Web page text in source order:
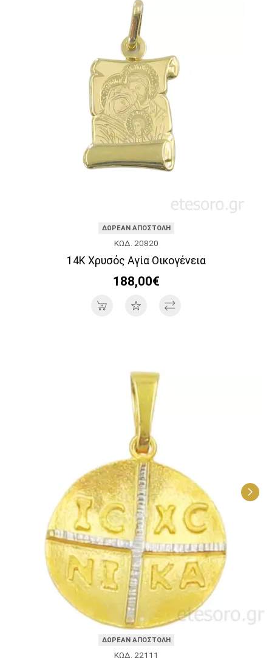
ΔΩΡΕΑΝ ΑΠΟΣΤΟΛΗ
ΚΩΔ. 20820
14Κ Χρυσός Αγία Οικογένεια
188,00€
ΔΩΡΕΑΝ ΑΠΟΣΤΟΛΗ
ΚΩΔ. 22111